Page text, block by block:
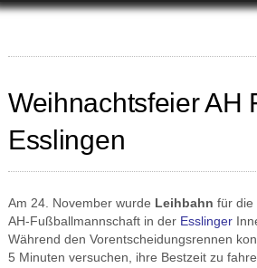
Weihnachtsfeier AH
Esslingen
Am 24. November wurde Leihbahn für die
AH-Fußballmannschaft in der Esslinger
Während den Vorentscheidungsrennen
5 Minuten versuchen, ihre Bestzeit zu